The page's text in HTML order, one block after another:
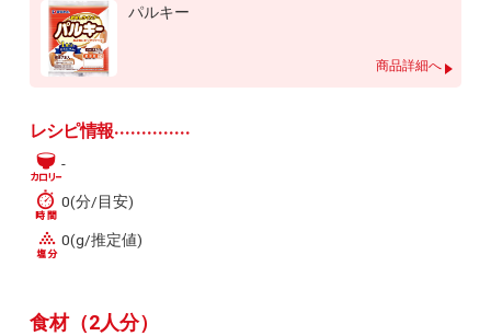
パルキー
商品詳細へ
レシピ情報
-
0(分/目安)
0(g/推定値)
食材（2人分）